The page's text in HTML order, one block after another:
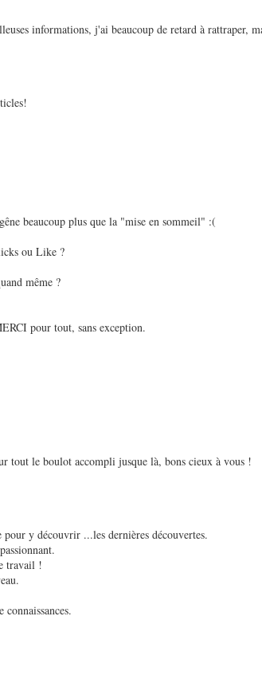
informations, j'ai beaucoup de retard à rattraper,
beaucoup plus que la "mise en sommeil" :(
ou Like ?
même ?
pour tout, sans exception.
tout le boulot accompli jusque là, bons cieux à vous !
pour y découvrir ...les dernières découvertes.
travail !
connaissances.